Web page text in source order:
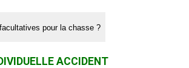
pour la chasse ?
ACCIDENT